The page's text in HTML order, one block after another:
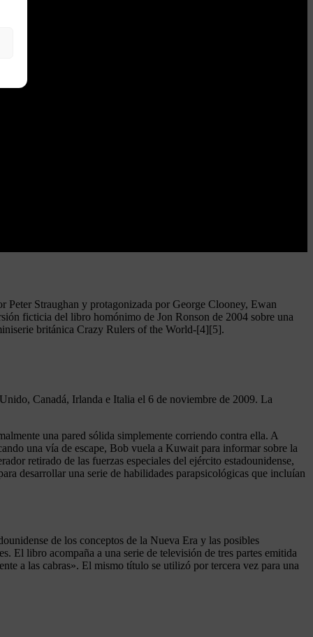
Peter Straughan y protagonizada por George Clooney, Ewan
ficticia del libro homónimo de Jon Ronson de 2004 sobre una
británica Crazy Rulers of the World-[4][5].
Canadá, Irlanda e Italia el 6 de noviembre de 2009. La
una pared sólida simplemente corriendo contra ella. A
una vía de escape, Bob vuela a Kuwait para informar sobre la
retirado de las fuerzas especiales del ejército estadounidense,
desarrollar una serie de habilidades parapsicológicas que incluían
de los conceptos de la Nueva Era y las posibles
El libro acompaña a una serie de televisión de tres partes emitida
a las cabras». El mismo título se utilizó por tercera vez para una